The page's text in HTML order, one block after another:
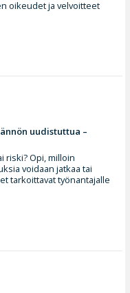
oikeudet ja velvoitteet
uudistuttua –
riski? Opi, milloin
voidaan jatkaa tai
tarkoittavat työnantajalle